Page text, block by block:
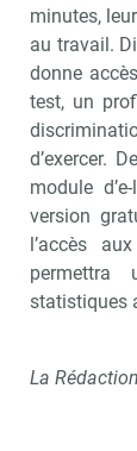
minutes,
au travail.
donne
test, un
d’exercer.
module
version
l’accès
permettra
statistiques
La Rédaction